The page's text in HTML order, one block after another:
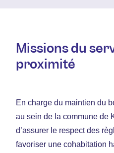
Missions du
proximité
En charge du maintien du
au sein de la commune de
d’assurer le respect des
favoriser une cohabitation